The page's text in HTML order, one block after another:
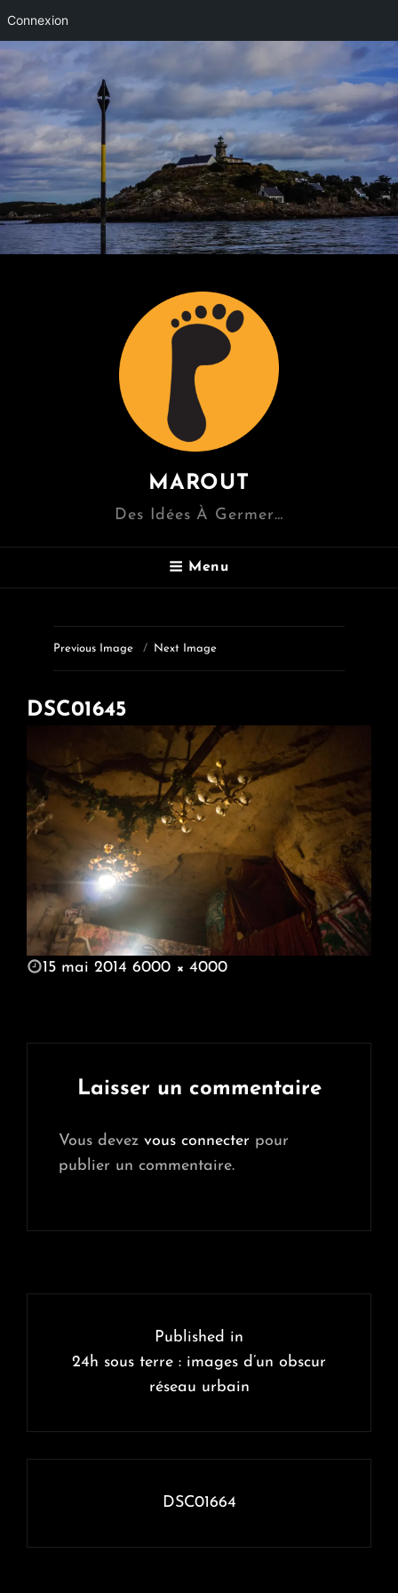
Connexion
MAROUT
Des Idées À Germer…
Menu
Previous Image Next Image
DSC01645
POSTED
15 mai 2014 6000 × 4000
Laisser un commentaire
Vous devez vous connecter pour
publier un commentaire.
l’article
Published in
24h sous terre : images d’un obscur
réseau urbain
DSC01664